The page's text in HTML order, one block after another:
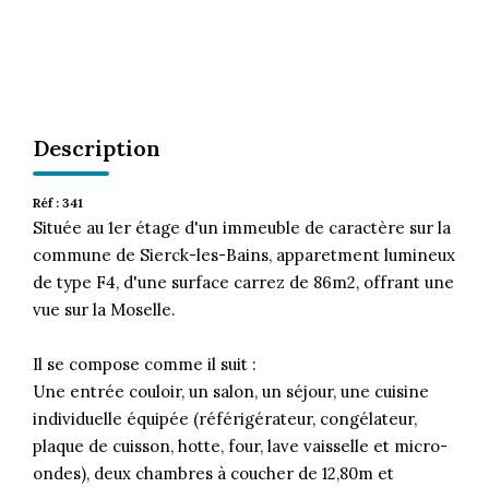
Description
Réf : 341
Située au 1er étage d'un immeuble de caractère sur la
commune de Sierck-les-Bains, apparetment lumineux
de type F4, d'une surface carrez de 86m2, offrant une
vue sur la Moselle.
Il se compose comme il suit :
Une entrée couloir, un salon, un séjour, une cuisine
individuelle équipée (référigérateur, congélateur,
plaque de cuisson, hotte, four, lave vaisselle et micro-
ondes), deux chambres à coucher de 12,80m et